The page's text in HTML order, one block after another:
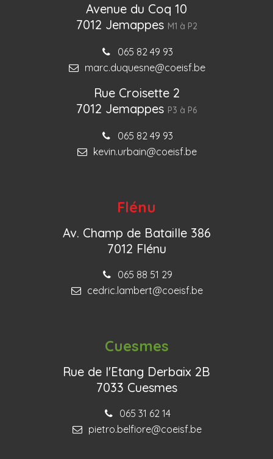
Avenue du Coq 10
7012 Jemappes M1 à P2
065 82 49 93
marc.duquesne@coeisf.be
Rue Croisette 2
7012 Jemappes P3 à P6
065 82 49 93
kevin.urbain@coeisf.be
Flénu
Av. Champ de Bataille 386
7012 Flénu
065 88 51 29
cedric.lambert@coeisf.be
Cuesmes
Rue de l'Etang Derbaix 2B
7033 Cuesmes
065 31 62 14
pietro.belfiore@coeisf.be